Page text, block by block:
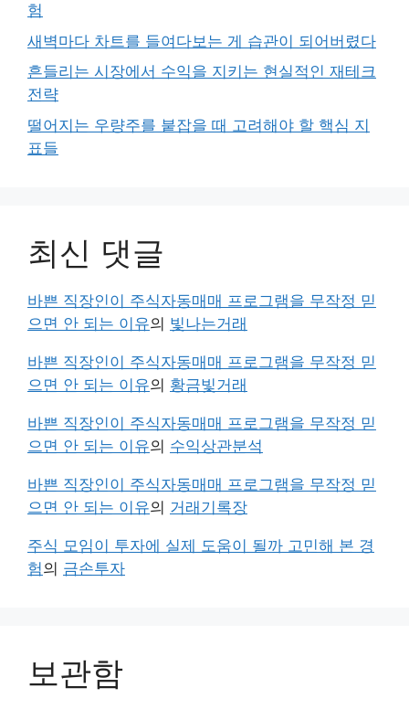
험
새벽마다 차트를 들여다보는 게 습관이 되어버렸다
흔들리는 시장에서 수익을 지키는 현실적인 재테크
전략
떨어지는 우량주를 붙잡을 때 고려해야 할 핵심 지
표들
최신 댓글
바쁜 직장인이 주식자동매매 프로그램을 무작정 믿
으면 안 되는 이유의 빛나는거래
바쁜 직장인이 주식자동매매 프로그램을 무작정 믿
으면 안 되는 이유의 황금빛거래
바쁜 직장인이 주식자동매매 프로그램을 무작정 믿
으면 안 되는 이유의 수익상관분석
바쁜 직장인이 주식자동매매 프로그램을 무작정 믿
으면 안 되는 이유의 거래기록장
주식 모임이 투자에 실제 도움이 될까 고민해 본 경
험의 금손투자
보관함